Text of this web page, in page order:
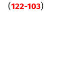
(122-103)